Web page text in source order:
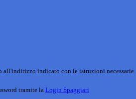
all'indirizzo indicato con le istruzioni necessarie.
tramite la Login Spaggiari